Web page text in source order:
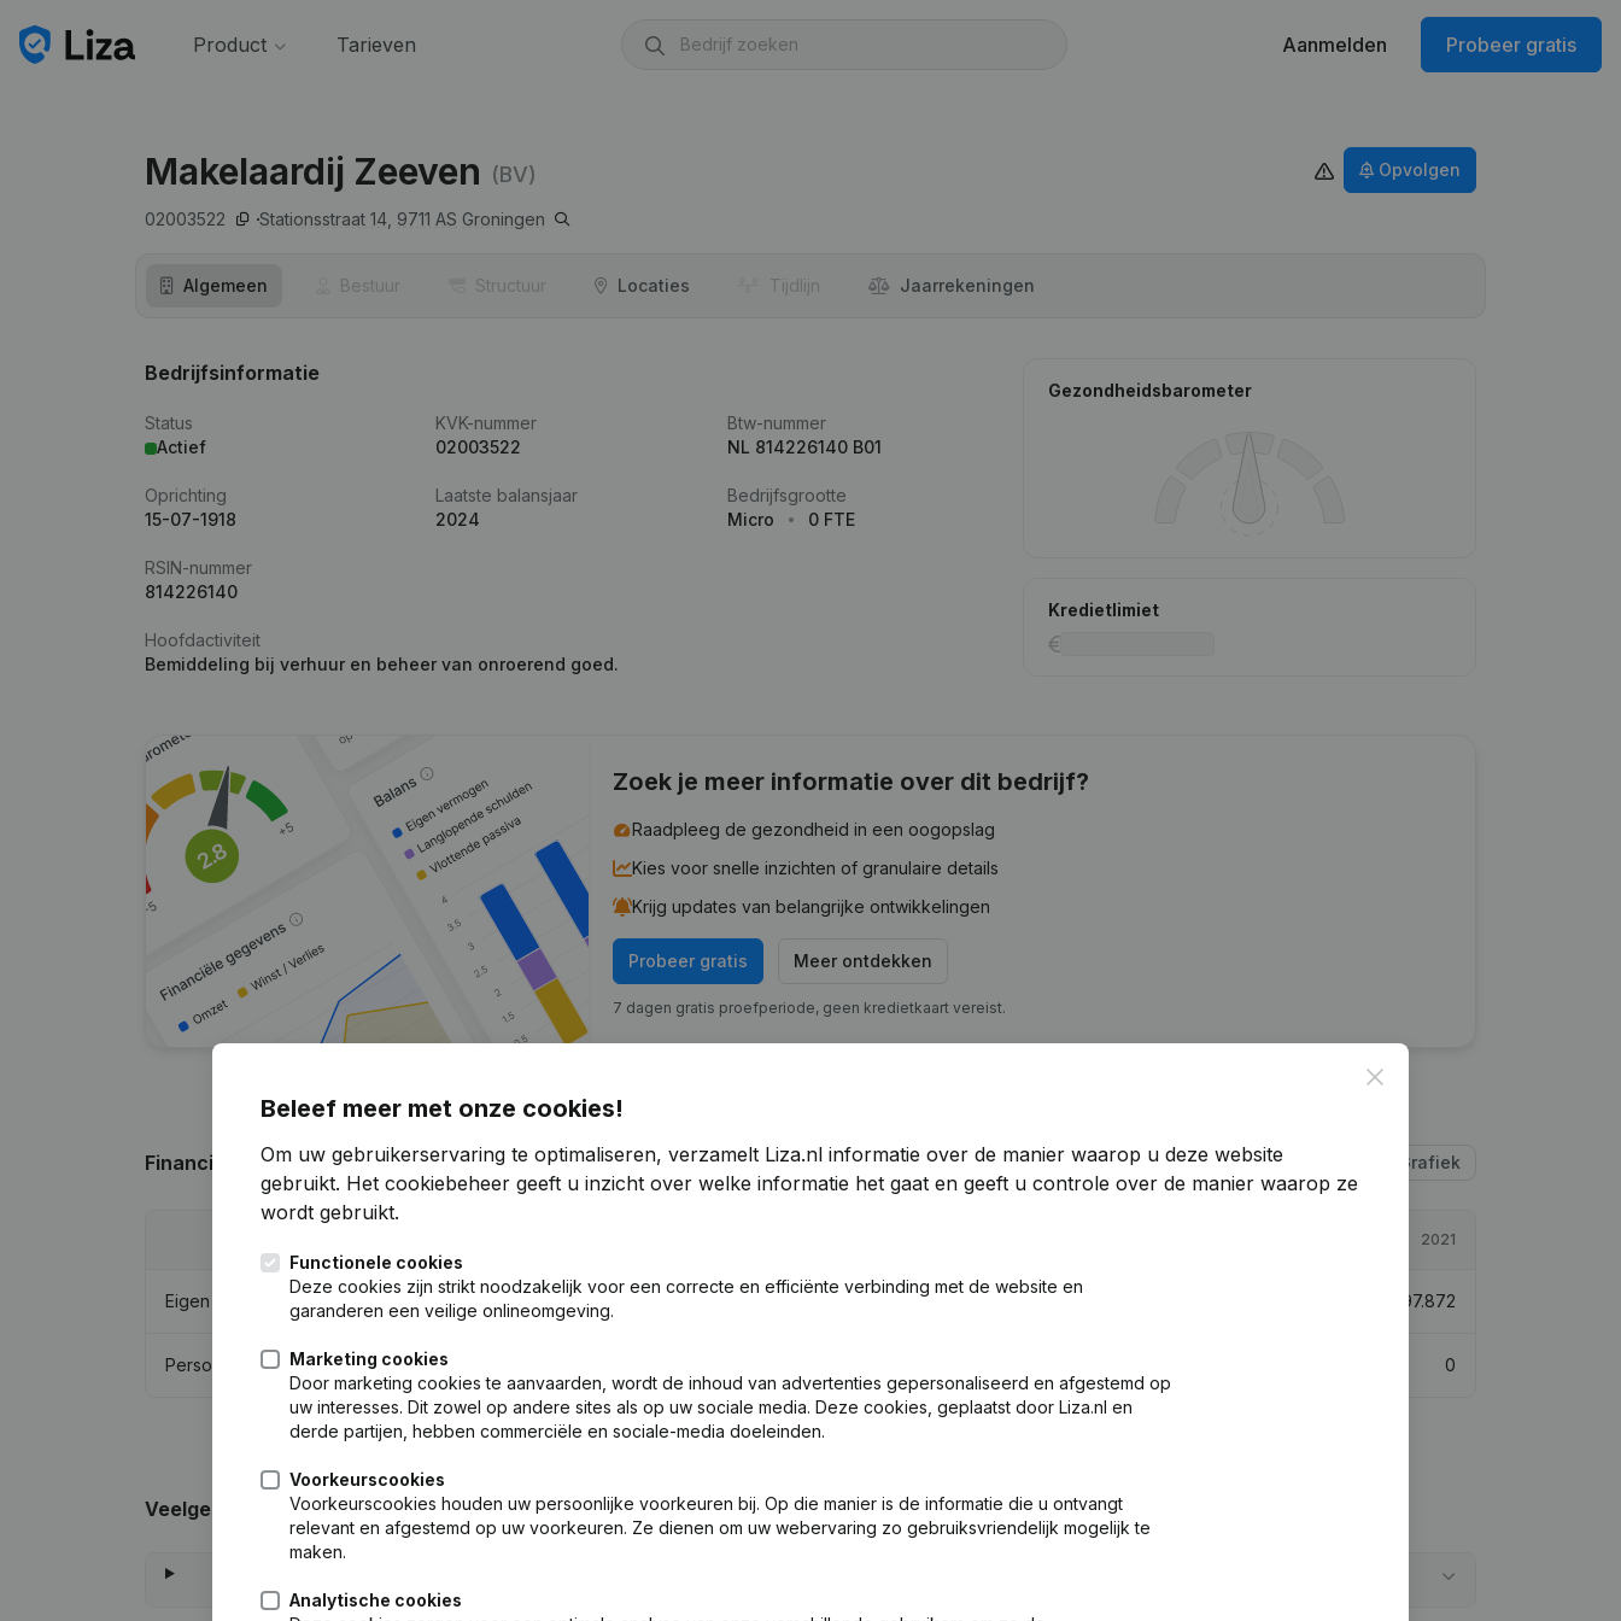
Product Tarieven Aanmelden Probeer gratis
Makelaardij Zeeven (BV)
02003522 Stationsstraat 14, 9711 AS Groningen
Opvolgen
Algemeen Bestuur Structuur Locaties Tijdlijn Jaar­rekeningen
Bedrijfsinformatie
Status
Actief
KVK-nummer
02003522
Btw-nummer
NL 814226140 B01
Oprichting
15-07-1918
Laatste balansjaar
2024
Bedrijfsgrootte
Micro
0 FTE
RSIN-nummer
814226140
Hoofdactiviteit
Bemiddeling bij verhuur en beheer van onroerend goed.
Gezondheidsbarometer
Kredietlimiet
Zoek je meer informatie over dit bedrijf?
Raadpleeg de gezondheid in een oogopslag
Kies voor snelle inzichten of granulaire details
Krijg updates van belangrijke ontwikkelingen
Probeer gratis Meer ontdekken
7 dagen gratis proefperiode, geen kredietkaart vereist.
Financiële gegevensvan Makelaardij Zeeven Grafiek
2021
Eigen vermogen -23.501 -869,77% -92,85% 97.872
Personeel 0
Veelgestelde vragen
Close
Beleef meer met onze cookies!
Om uw gebruikerservaring te optimaliseren, verzamelt Liza.nl informatie over de manier waarop u deze website
gebruikt. Het cookiebeheer geeft u inzicht over welke informatie het gaat en geeft u controle over de manier waarop ze
wordt gebruikt.
Functionele cookies
Deze cookies zijn strikt noodzakelijk voor een correcte en efficiënte verbinding met de website en
garanderen een veilige onlineomgeving.
Marketing cookies
Door marketing cookies te aanvaarden, wordt de inhoud van advertenties gepersonaliseerd en afgestemd op
uw interesses. Dit zowel op andere sites als op uw sociale media. Deze cookies, geplaatst door Liza.nl en
derde partijen, hebben commerciële en sociale-media doeleinden.
Voorkeurscookies
Voorkeurscookies houden uw persoonlijke voorkeuren bij. Op die manier is de informatie die u ontvangt
relevant en afgestemd op uw voorkeuren. Ze dienen om uw webervaring zo gebruiksvriendelijk mogelijk te
maken.
Analytische cookies